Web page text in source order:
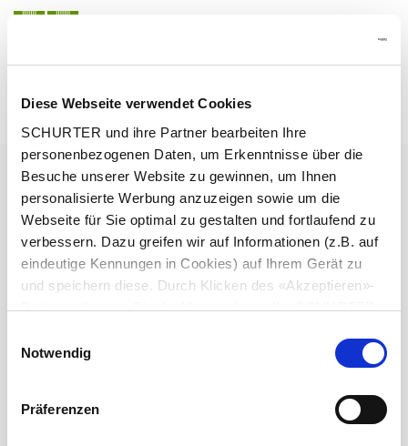
Diese Webseite verwendet Cookies
SCHURTER und ihre Partner bearbeiten Ihre
personenbezogenen Daten, um Erkenntnisse über die
Besuche unserer Website zu gewinnen, um Ihnen
personalisierte Werbung anzuzeigen sowie um die
Webseite für Sie optimal zu gestalten und fortlaufend zu
verbessern. Dazu greifen wir auf Informationen (z.B. auf
eindeutige Kennungen in Cookies) auf Ihrem Gerät zu
und speichern diese. Durch Klicken des «Akzeptieren»-
Buttons stimmen Sie der Verwendung aller SCHURTER
Ihre Einstellungen jederzeit ändern, indem Sie auf
Einstellungen werden unseren Partnern gemeldet und
haben keinen Einfluss auf die Browserdaten. Weitere
Notwendig
Präferenzen
Beschreibung 4831.1310
Details 4831.1310
Durchmesser
Polzahl 3-polig
Nenndaten DC 0.5 A / 30 VDC